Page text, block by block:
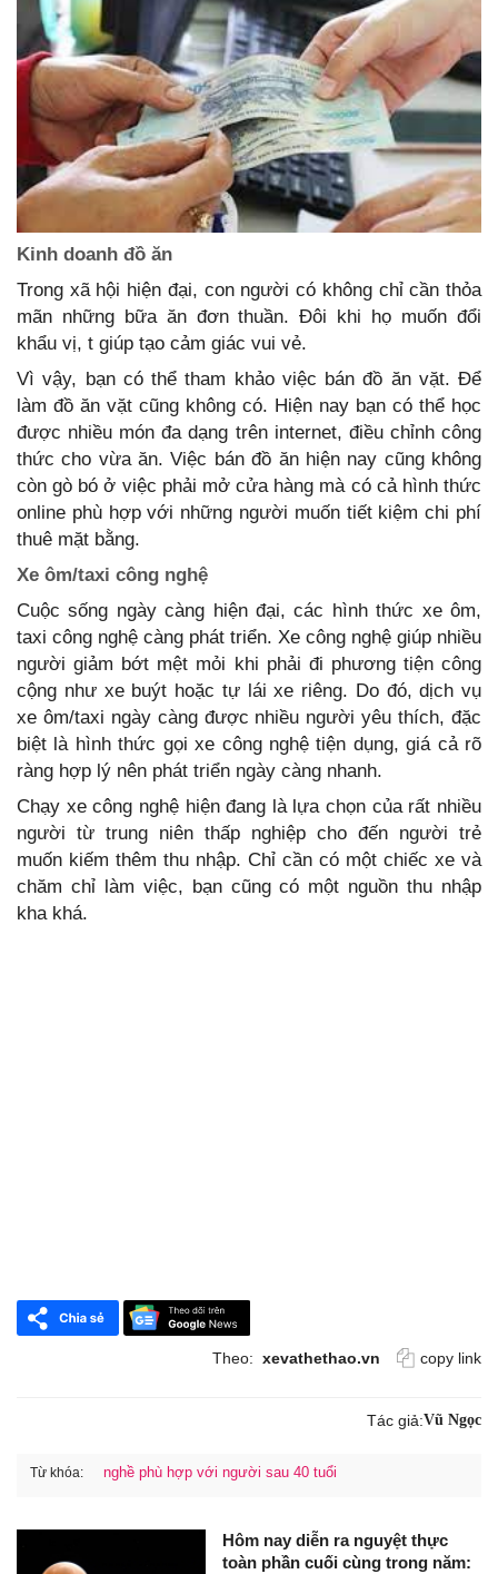
Kinh doanh đồ ăn
Trong xã hội hiện đại, con người có không chỉ cần thỏa
mãn những bữa ăn đơn thuần. Đôi khi họ muốn đổi
khẩu vị, t giúp tạo cảm giác vui vẻ.
Vì vậy, bạn có thể tham khảo việc bán đồ ăn vặt. Để
làm đồ ăn vặt cũng không có. Hiện nay bạn có thể học
được nhiều món đa dạng trên internet, điều chỉnh công
thức cho vừa ăn. Việc bán đồ ăn hiện nay cũng không
còn gò bó ở việc phải mở cửa hàng mà có cả hình thức
online phù hợp với những người muốn tiết kiệm chi phí
thuê mặt bằng.
Xe ôm/taxi công nghệ
Cuộc sống ngày càng hiện đại, các hình thức xe ôm,
taxi công nghệ càng phát triển. Xe công nghệ giúp nhiều
người giảm bớt mệt mỏi khi phải đi phương tiện công
cộng như xe buýt hoặc tự lái xe riêng. Do đó, dịch vụ
xe ôm/taxi ngày càng được nhiều người yêu thích, đặc
biệt là hình thức gọi xe công nghệ tiện dụng, giá cả rõ
ràng hợp lý nên phát triển ngày càng nhanh.
Chạy xe công nghệ hiện đang là lựa chọn của rất nhiều
người từ trung niên thấp nghiệp cho đến người trẻ
muốn kiếm thêm thu nhập. Chỉ cần có một chiếc xe và
chăm chỉ làm việc, bạn cũng có một nguồn thu nhập
kha khá.
Theo: xevathethao.vn copy link
Tác giả:Vũ Ngọc
Từ khóa: nghề phù hợp với người sau 40 tuổi
Hôm nay diễn ra nguyệt thực
toàn phần cuối cùng trong năm: